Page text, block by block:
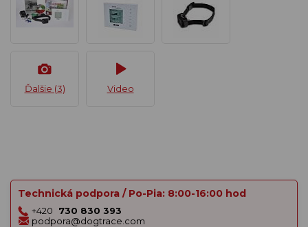
Ďalšie (3) Video
Technická podpora / Po-Pia: 8:00-16:00 hod
+420
730 830 393
podpora@dogtrace.com